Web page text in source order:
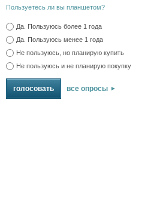
Пользуетесь ли вы планшетом?
Да. Пользуюсь более 1 года
Да. Пользуюсь менее 1 года
Не пользуюсь, но планирую купить
Не пользуюсь и не планирую покупку
все опросы